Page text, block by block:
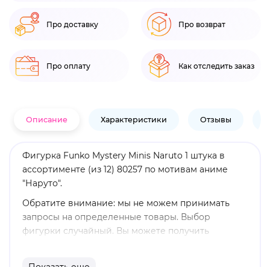
Про доставку Про возврат
Про оплату Как отследить заказ
Описание Характеристики Отзывы
Фигурка Funko Mystery Minis Naruto 1 штука в
ассортименте (из 12) 80257 по мотивам аниме
"Наруто".
Обратите внимание: мы не можем принимать
запросы на определенные товары. Выбор
фигурки случайный. Вы можете получить